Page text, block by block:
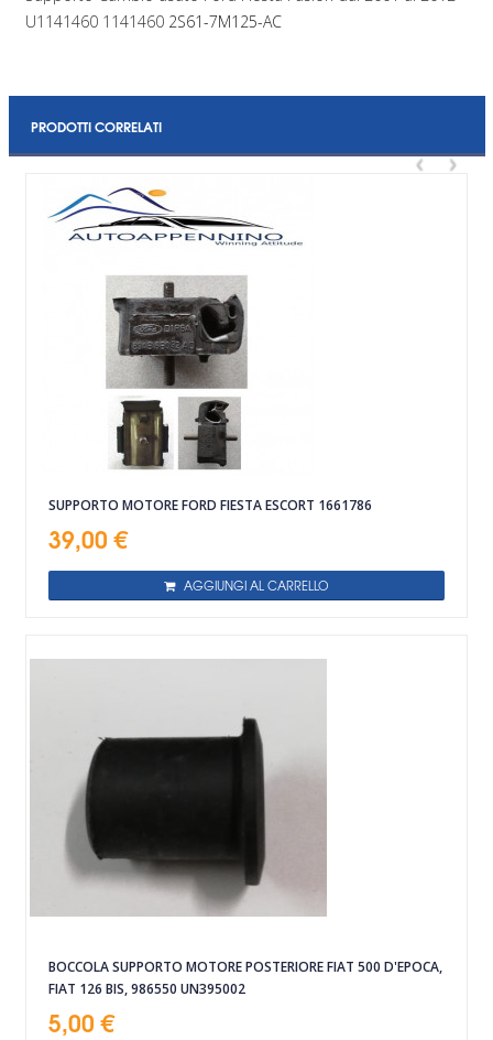
U1141460 1141460 2S61-7M125-AC
PRODOTTI CORRELATI
‹ ›
SUPPORTO MOTORE FORD FIESTA ESCORT 1661786
39,00 €
AGGIUNGI AL CARRELLO
BOCCOLA SUPPORTO MOTORE POSTERIORE FIAT 500 D'EPOCA,
FIAT 126 BIS, 986550 UN395002
5,00 €